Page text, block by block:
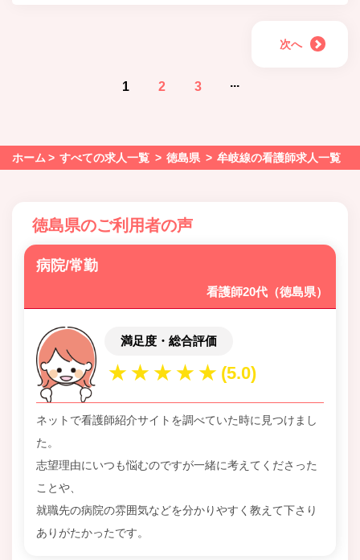
次へ
1 2 3 ...
ホーム すべての求人一覧 徳島県 牟岐線の看護師求人一覧
徳島県のご利用者の声
病院/常勤
看護師20代（徳島県）
満足度・総合評価
ネットで看護師紹介サイトを調べていた時に見つけまし
た。
志望理由にいつも悩むのですが一緒に考えてくださった
ことや、
就職先の病院の雰囲気などを分かりやすく教えて下さり
ありがたかったです。